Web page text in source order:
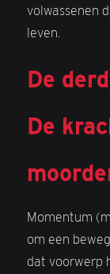
volwassenen
leven.
De
De
Momentum
om een
dat voorwerp